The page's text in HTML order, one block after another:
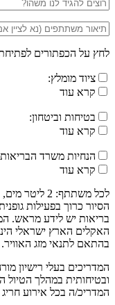
לחץ על הכפתורים
ציוד מומלץ:
קרא עוד
בטיחות וביטחון:
קרא עוד
הנחיות משרד
קרא עוד
לכל משתתף: 2
הסיור כרוך בפעילות
בריאות יש לידע מראש.
האקלים הארץ ישראלי
בהתאם לתנאי מזג האוויר.
המדריכים בעלי רישיון
ובטיחותית במהלך הטיול
המדריכ/ה בכל אירוע חריג